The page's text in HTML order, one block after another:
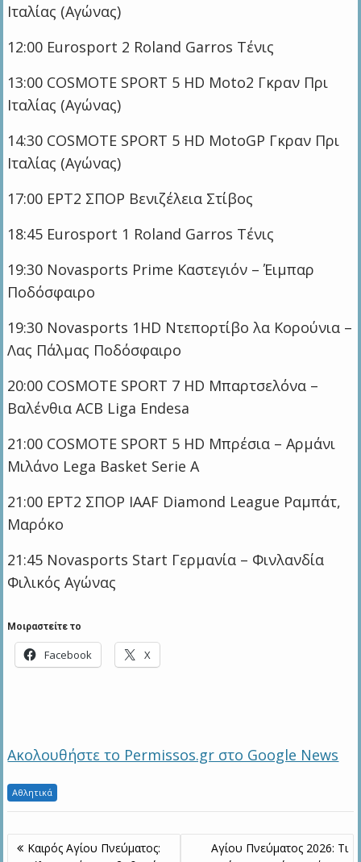
Ιταλίας (Αγώνας)
12:00 Eurosport 2 Roland Garros Τένις
13:00 COSMOTE SPORT 5 HD Moto2 Γκραν Πρι
Ιταλίας (Αγώνας)
14:30 COSMOTE SPORT 5 HD MotoGP Γκραν Πρι
Ιταλίας (Αγώνας)
17:00 ΕΡΤ2 ΣΠΟΡ Βενιζέλεια Στίβος
18:45 Eurosport 1 Roland Garros Τένις
19:30 Novasports Prime Καστεγιόν – Έιμπαρ
Ποδόσφαιρο
19:30 Novasports 1HD Ντεπορτίβο λα Κορούνια –
Λας Πάλμας Ποδόσφαιρο
20:00 COSMOTE SPORT 7 HD Μπαρτσελόνα –
Βαλένθια ACB Liga Endesa
21:00 COSMOTE SPORT 5 HD Μπρέσια – Αρμάνι
Μιλάνο Lega Basket Serie A
21:00 ΕΡΤ2 ΣΠΟΡ IAAF Diamond League Ραμπάτ,
Μαρόκο
21:45 Novasports Start Γερμανία – Φινλανδία
Φιλικός Αγώνας
Μοιραστείτε το
Facebook X
Ακολουθήστε το Permissos.gr στο Google News
Αθλητικά
Πλοήγηση
Καιρός Αγίου Πνεύματος:
Αγίου Πνεύματος 2026: Τι